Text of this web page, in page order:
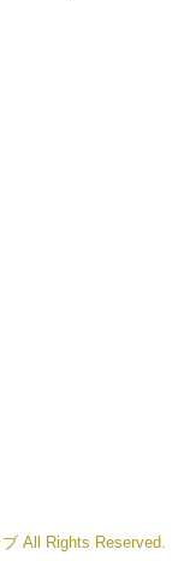
All Rights Reserved.